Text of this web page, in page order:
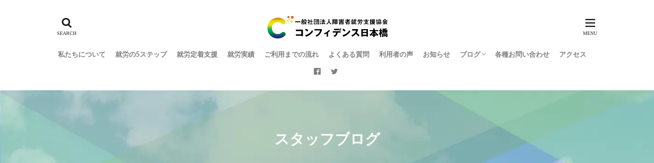
私たちについて 就労の5ステップ 就労定着支援 就労実績 ご利用までの流れ よくある質問 利用者の声 お知らせ ブログ 各種お問い合わせ アクセス
スタッフブログ